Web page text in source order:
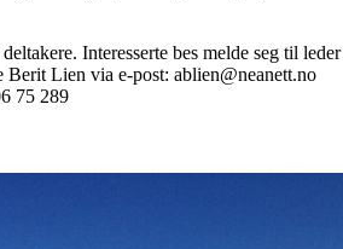
Interesserte bes melde seg til leder
Lien via e-post: ablien@neanett.no
75 289